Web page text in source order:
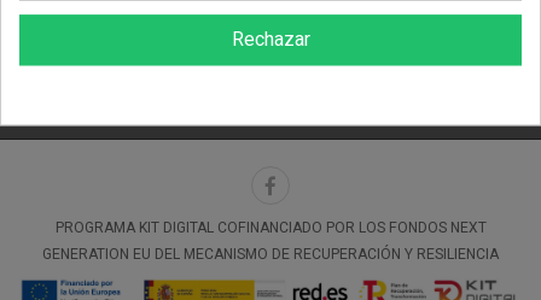
Aviso legal Términos y condiciones Sobre nosotros
PROGRAMA KIT DIGITAL COFINANCIADO POR LOS FONDOS NEXT
GENERATION EU DEL MECANISMO DE RECUPERACIÓN Y RESILIENCIA
Rechazar